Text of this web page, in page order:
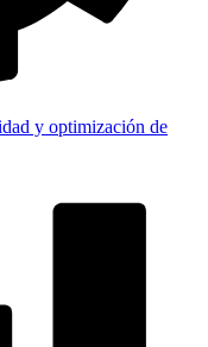
y optimización de